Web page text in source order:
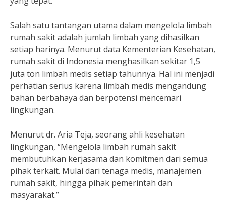
Salah satu tantangan utama dalam mengelola limbah
rumah sakit adalah jumlah limbah yang dihasilkan
setiap harinya. Menurut data Kementerian Kesehatan,
rumah sakit di Indonesia menghasilkan sekitar 1,5
juta ton limbah medis setiap tahunnya. Hal ini menjadi
perhatian serius karena limbah medis mengandung
bahan berbahaya dan berpotensi mencemari
lingkungan.
Menurut dr. Aria Teja, seorang ahli kesehatan
lingkungan, “Mengelola limbah rumah sakit
membutuhkan kerjasama dan komitmen dari semua
pihak terkait. Mulai dari tenaga medis, manajemen
rumah sakit, hingga pihak pemerintah dan
masyarakat.”